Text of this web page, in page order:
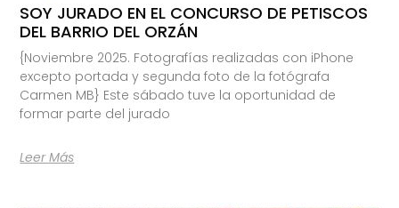
SOY JURADO EN EL CONCURSO DE PETISCOS
DEL BARRIO DEL ORZÁN
{Noviembre 2025. Fotografías realizadas con iPhone
excepto portada y segunda foto de la fotógrafa
Carmen MB} Este sábado tuve la oportunidad de
formar parte del jurado
Leer Más